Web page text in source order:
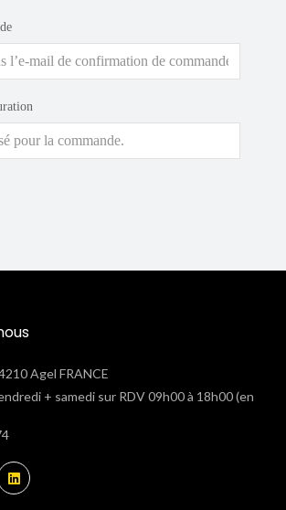
Agel FRANCE
+ samedi sur RDV 09h00 à 18h00 (en